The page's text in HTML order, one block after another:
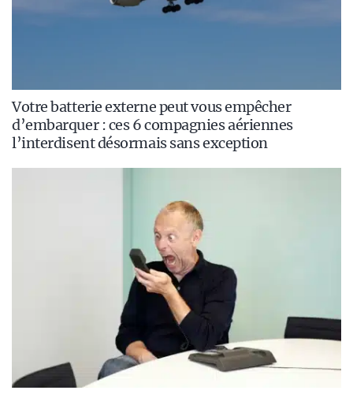
Votre batterie externe peut vous empêcher
d’embarquer : ces 6 compagnies aériennes
l’interdisent désormais sans exception